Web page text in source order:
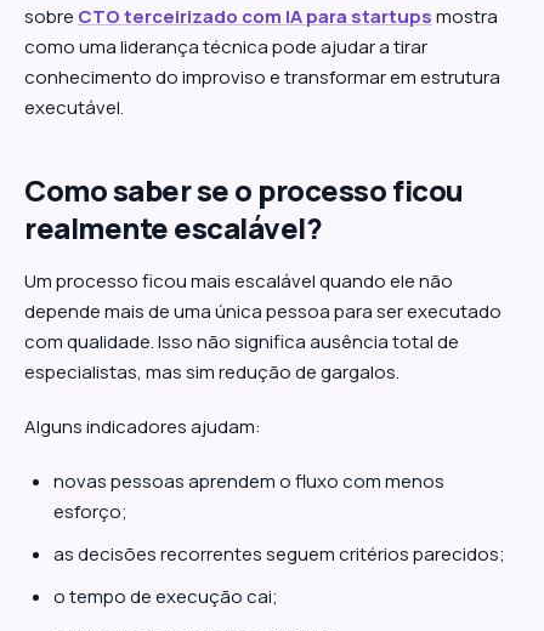
sobre CTO terceirizado com IA para startupsmostra
como uma liderança técnica pode ajudar a tirar
conhecimento do improviso e transformar em estrutura
executável.
Como saber se o processo ficou
realmente escalável?
Um processo ficou mais escalável quando ele não
depende mais de uma única pessoa para ser executado
com qualidade. Isso não significa ausência total de
especialistas, mas sim redução de gargalos.
Alguns indicadores ajudam:
novas pessoas aprendem o fluxo com menos
esforço;
as decisões recorrentes seguem critérios parecidos;
o tempo de execução cai;